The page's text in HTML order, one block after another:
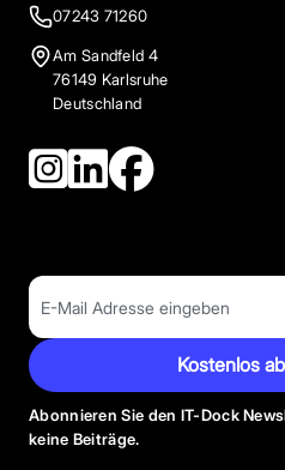
07243 71260
Am Sandfeld 4
76149 Karlsruhe
Deutschland
Kostenlos
Abonnieren Sie den IT-Dock
keine Beiträge.